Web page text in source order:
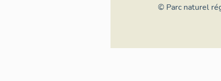
Inventaire
© Parc naturel